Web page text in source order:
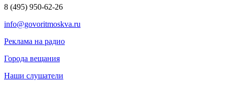
8 (495) 950-62-26
info@govoritmoskva.ru
Реклама на радио
Города вещания
Наши слушатели